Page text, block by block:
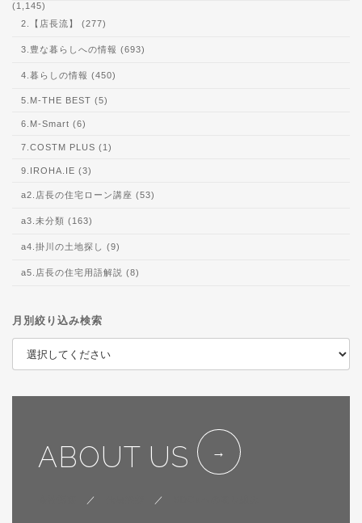
(1,145)
2.【店長流】 (277)
3.豊な暮らしへの情報 (693)
4.暮らしの情報 (450)
5.M-THE BEST (5)
6.M-Smart (6)
7.COSTM PLUS (1)
9.IROHA.IE (3)
a2.店長の住宅ローン講座 (53)
a3.未分類 (163)
a4.掛川の土地探し (9)
a5.店長の住宅用語解説 (8)
月別絞り込み検索
ABOUT US
／ ／